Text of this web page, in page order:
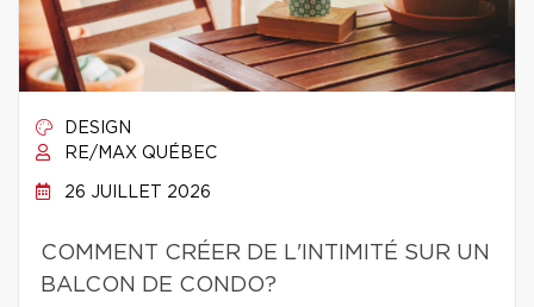
DESIGN
RE/MAX QUÉBEC
26 JUILLET 2026
COMMENT CRÉER DE L'INTIMITÉ SUR UN
BALCON DE CONDO?